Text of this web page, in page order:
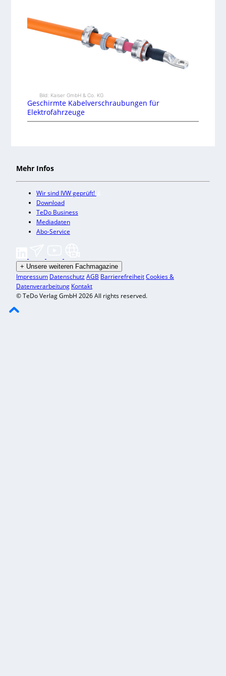
Bild: Kaiser GmbH & Co. KG
Geschirmte Kabelverschraubungen für
Elektrofahrzeuge
Mehr Infos
Wir sind IVW geprüft!
Download
TeDo Business
Mediadaten
Abo-Service
+ Unsere weiteren Fachmagazine
Impressum DatenschutzAGB BarrierefreiheitCookies &
Datenverarbeitung Kontakt
© TeDo Verlag GmbH 2026 All rights reserved.